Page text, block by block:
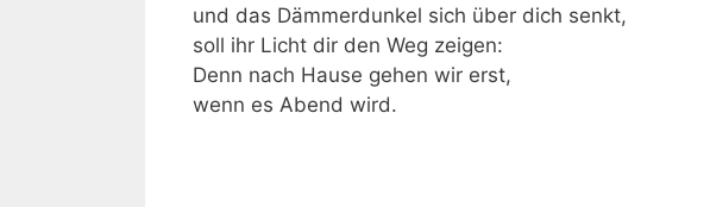
und das Dämmerdunkel sich über dich senkt,
soll ihr Licht dir den Weg zeigen:
Denn nach Hause gehen wir erst,
wenn es Abend wird.